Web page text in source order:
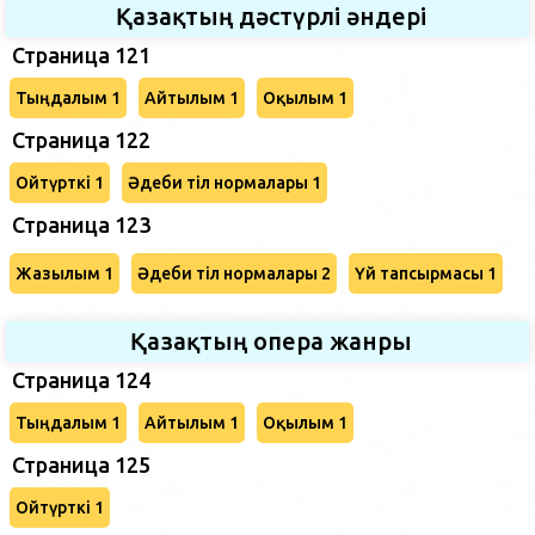
Қазақтың дәстүрлі әндері
Страница 121
Тыңдалым 1 Айтылым 1 Оқылым 1
Страница 122
Ойтүрткі 1 Әдеби тіл нормалары 1
Страница 123
Жазылым 1 Әдеби тіл нормалары 2 Үй тапсырмасы 1
Қазақтың опера жанры
Страница 124
Тыңдалым 1 Айтылым 1 Оқылым 1
Страница 125
Ойтүрткі 1